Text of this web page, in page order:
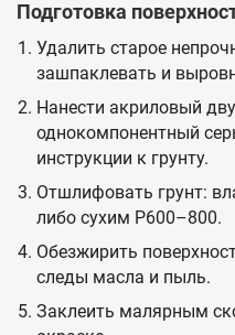
Подготовка
Удалить старое
зашпаклевать и
Нанести акриловый
однокомпонентный
инструкции к грунту.
Отшлифовать грунт:
либо сухим P600–800.
Обезжирить
следы масла и пыль.
Заклеить малярным